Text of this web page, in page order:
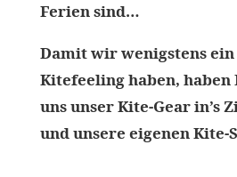
Ferien sind…
Damit wir wenigstens
Kitefeeling haben, haben
uns unser Kite-Gear in’s
und unsere eigenen Kite-